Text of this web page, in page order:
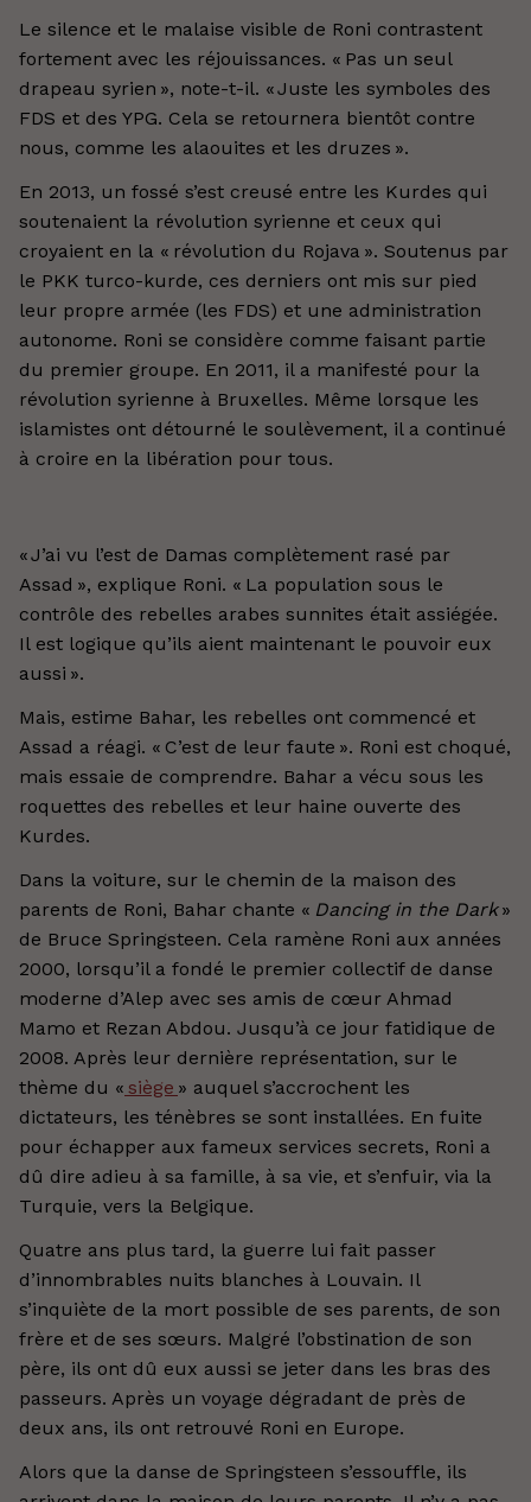
Le silence et le malaise visible de Roni contrastent
fortement avec les réjouissances. « Pas un seul
drapeau syrien », note-t-il. « Juste les symboles des
FDS et des YPG. Cela se retournera bientôt contre
nous, comme les alaouites et les druzes ».
En 2013, un fossé s’est creusé entre les Kurdes qui
soutenaient la révolution syrienne et ceux qui
croyaient en la « révolution du Rojava ». Soutenus par
le PKK turco-kurde, ces derniers ont mis sur pied
leur propre armée (les FDS) et une administration
autonome. Roni se considère comme faisant partie
du premier groupe. En 2011, il a manifesté pour la
révolution syrienne à Bruxelles. Même lorsque les
islamistes ont détourné le soulèvement, il a continué
à croire en la libération pour tous.
« J’ai vu l’est de Damas complètement rasé par
Assad », explique Roni. « La population sous le
contrôle des rebelles arabes sunnites était assiégée.
Il est logique qu’ils aient maintenant le pouvoir eux
aussi ».
Mais, estime Bahar, les rebelles ont commencé et
Assad a réagi. « C’est de leur faute ». Roni est choqué,
mais essaie de comprendre. Bahar a vécu sous les
roquettes des rebelles et leur haine ouverte des
Kurdes.
Dans la voiture, sur le chemin de la maison des
parents de Roni, Bahar chante « Dancing in the Dark»
de Bruce Springsteen. Cela ramène Roni aux années
2000, lorsqu’il a fondé le premier collectif de danse
moderne d’Alep avec ses amis de cœur Ahmad
Mamo et Rezan Abdou. Jusqu’à ce jour fatidique de
2008. Après leur dernière représentation, sur le
thème du « siège » auquel s’accrochent les
dictateurs, les ténèbres se sont installées. En fuite
pour échapper aux fameux services secrets, Roni a
dû dire adieu à sa famille, à sa vie, et s’enfuir, via la
Turquie, vers la Belgique.
Quatre ans plus tard, la guerre lui fait passer
d’innombrables nuits blanches à Louvain. Il
s’inquiète de la mort possible de ses parents, de son
frère et de ses sœurs. Malgré l’obstination de son
père, ils ont dû eux aussi se jeter dans les bras des
passeurs. Après un voyage dégradant de près de
deux ans, ils ont retrouvé Roni en Europe.
Alors que la danse de Springsteen s’essouffle, ils